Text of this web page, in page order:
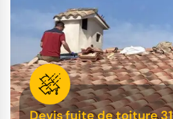
Devis fuite de toiture 31